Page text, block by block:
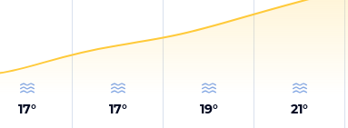
17° 17° 19° 21°